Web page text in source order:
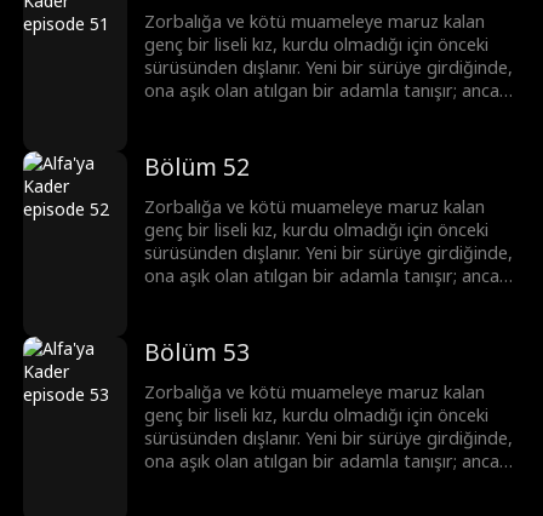
Zorbalığa ve kötü muameleye maruz kalan
genç bir liseli kız, kurdu olmadığı için önceki
sürüsünden dışlanır. Yeni bir sürüye girdiğinde,
ona aşık olan atılgan bir adamla tanışır; ancak
Bölüm 52
Zorbalığa ve kötü muameleye maruz kalan
genç bir liseli kız, kurdu olmadığı için önceki
sürüsünden dışlanır. Yeni bir sürüye girdiğinde,
ona aşık olan atılgan bir adamla tanışır; ancak
Bölüm 53
Zorbalığa ve kötü muameleye maruz kalan
genç bir liseli kız, kurdu olmadığı için önceki
sürüsünden dışlanır. Yeni bir sürüye girdiğinde,
ona aşık olan atılgan bir adamla tanışır; ancak